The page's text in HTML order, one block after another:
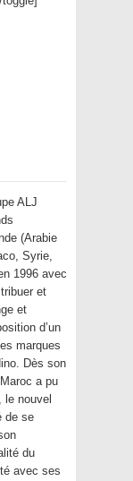
ALJ
(Arabie
Syrie,
1996 avec
et
et
d’un
marques
Dès son
a pu
nouvel
de se
du
avec ses